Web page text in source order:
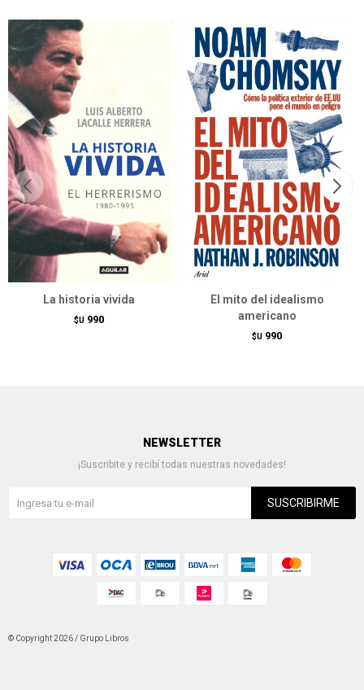
La historia vivida
$U 990
El mito del idealismo
americano
$U 990
NEWSLETTER
¡Suscribite y recibí todas nuestras novedades!
SUSCRIBIRME
© Copyright 2026 / Grupo Libros